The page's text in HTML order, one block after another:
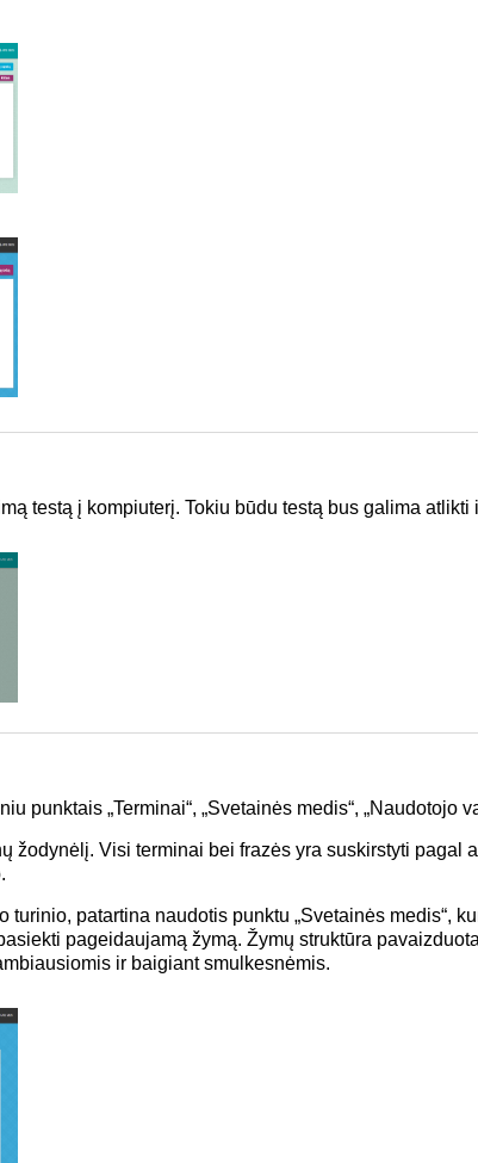
testą į kompiuterį. Tokiu būdu testą bus galima atlikti
punktais „Terminai“, „Svetainės medis“, „Naudotojo
žodynėlį. Visi terminai bei frazės yra suskirstyti pagal
turinio, patartina naudotis punktu „Svetainės medis“,
pageidaujamą žymą. Žymų struktūra
ir baigiant smulkesnėmis.